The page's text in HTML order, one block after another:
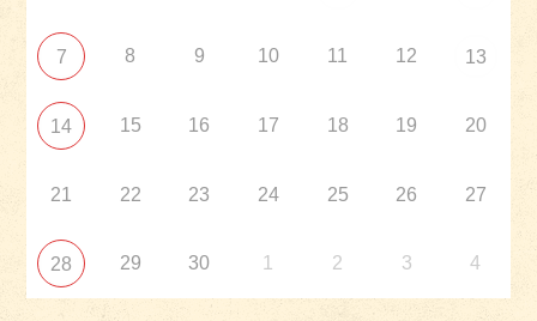
7 8 9 10 11 12 13
14 15 16 17 18 19 20
21 22 23 24 25 26 27
28 29 30 1 2 3 4